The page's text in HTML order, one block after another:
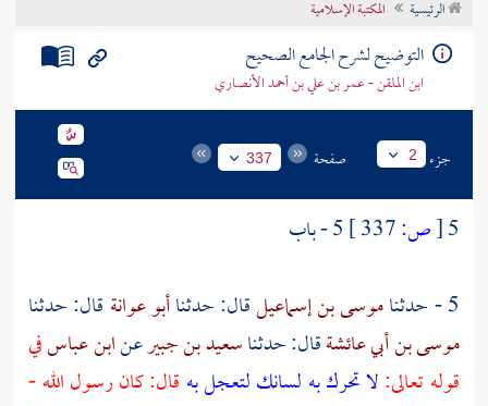
تراجم الأعلام
الرئيسية المكتبة الإسلامية
التوضيح لشرح الجامع الصحيح
ابن الملقن - عمر بن علي بن أحمد الأنصاري
جزء 2 صفحة 337
5
[ص:
5 - باب
5 - حدثنا
موسى بن إسماعيلقال: حدثناأبو عوانة قال: حدثنا
موسى بن أبي عائشةقال: حدثناسعيد بن جبيرعنابن عباسفي
قوله تعالى:لا تحرك به لسانك لتعجل به قال: كان رسول الله -